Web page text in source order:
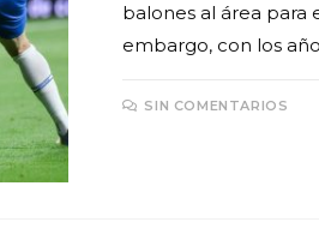
balones al área para
embargo, con los
SIN COMENTARIOS